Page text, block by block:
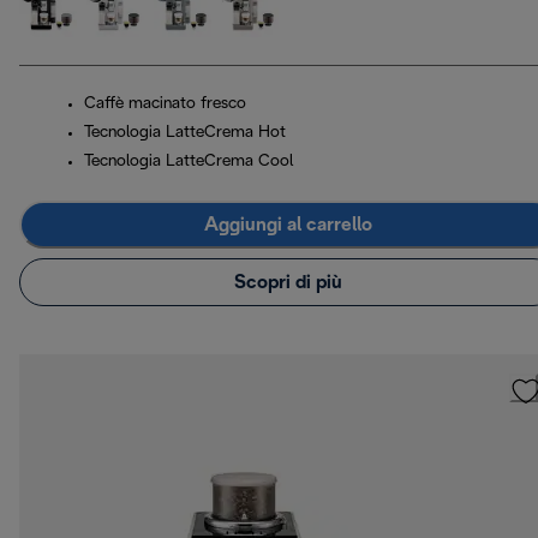
Caffè macinato fresco
Tecnologia LatteCrema Hot
Tecnologia LatteCrema Cool
Aggiungi al carrello
Scopri di più